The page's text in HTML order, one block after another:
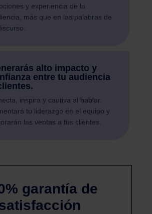
y experiencia de la
más que en las palabras de
alto impacto y
entre tu audiencia
inspira y cautiva al hablar.
tu liderazgo en el equipo y
las ventas a tus clientes.
garantía de